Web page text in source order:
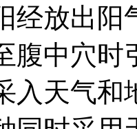
经放出阳
腹中穴时
入天气和